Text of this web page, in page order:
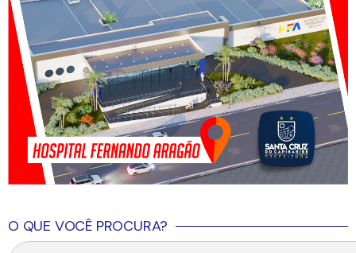
O QUE VOCÊ PROCURA?